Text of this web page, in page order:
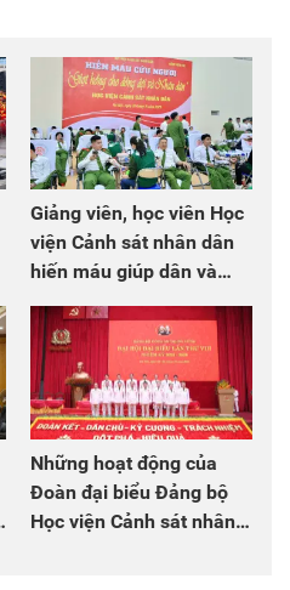
Giảng viên, học viên Học
viện Cảnh sát nhân dân
hiến máu giúp dân và
đồng đội
Những hoạt động của
Đoàn đại biểu Đảng bộ
Học viện Cảnh sát nhân